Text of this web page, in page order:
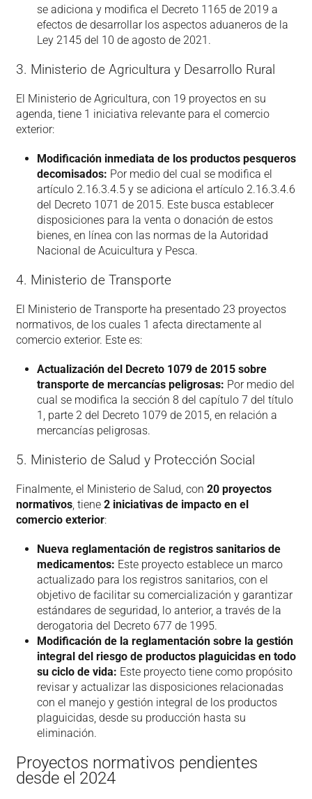
se adiciona y modifica el Decreto 1165 de 2019 a
efectos de desarrollar los aspectos aduaneros de la
Ley 2145 del 10 de agosto de 2021.
3. Ministerio de Agricultura y Desarrollo Rural
El Ministerio de Agricultura, con 19 proyectos en su
agenda, tiene 1 iniciativa relevante para el comercio
exterior:
Modificación inmediata de los productos pesqueros
decomisados: Por medio del cual se modifica el
artículo 2.16.3.4.5 y se adiciona el artículo 2.16.3.4.6
del Decreto 1071 de 2015. Este busca establecer
disposiciones para la venta o donación de estos
bienes, en línea con las normas de la Autoridad
Nacional de Acuicultura y Pesca.
4. Ministerio de Transporte
El Ministerio de Transporte ha presentado 23 proyectos
normativos, de los cuales 1 afecta directamente al
comercio exterior. Este es:
Actualización del Decreto 1079 de 2015 sobre
transporte de mercancías peligrosas: Por medio del
cual se modifica la sección 8 del capítulo 7 del título
1, parte 2 del Decreto 1079 de 2015, en relación a
mercancías peligrosas.
5. Ministerio de Salud y Protección Social
Finalmente, el Ministerio de Salud, con 20 proyectos
normativos, tiene 2 iniciativas de impacto en el
comercio exterior:
Nueva reglamentación de registros sanitarios de
medicamentos: Este proyecto establece un marco
actualizado para los registros sanitarios, con el
objetivo de facilitar su comercialización y garantizar
estándares de seguridad, lo anterior, a través de la
derogatoria del Decreto 677 de 1995.
Modificación de la reglamentación sobre la gestión
integral del riesgo de productos plaguicidas en todo
su ciclo de vida: Este proyecto tiene como propósito
revisar y actualizar las disposiciones relacionadas
con el manejo y gestión integral de los productos
plaguicidas, desde su producción hasta su
eliminación.
Proyectos normativos pendientes
desde el 2024